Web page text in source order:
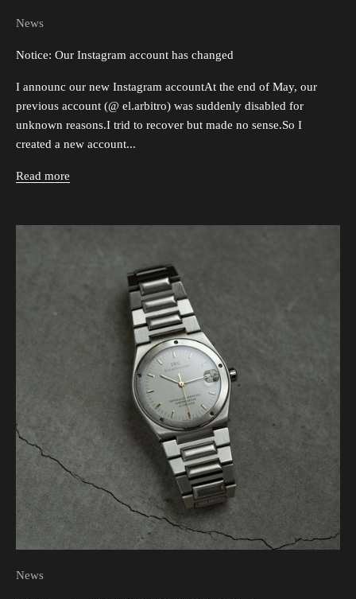
News
Notice: Our Instagram account has changed
I announc our new Instagram accountAt the end of May, our
previous account (@ el.arbitro) was suddenly disabled for
unknown reasons.I trid to recover but made no sense.So I
created a new account...
Read more
News